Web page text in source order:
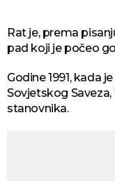
Rat je, prema
pad koji je počeo
Godine 1991, kada
Sovjetskog
stanovnika.